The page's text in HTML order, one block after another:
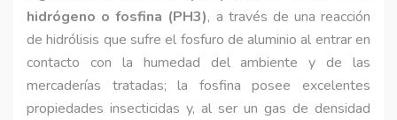
hidrógeno o fosfina (PH3), a través de una reacción
de hidrólisis que sufre el fosfuro de aluminio al entrar en
contacto con la humedad del ambiente y de las
mercaderías tratadas; la fosfina posee excelentes
propiedades insecticidas y, al ser un gas de densidad